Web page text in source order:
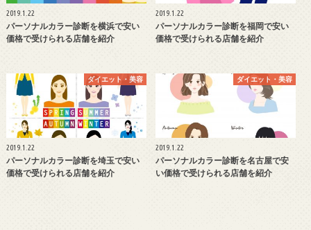
2019.1.22
パーソナルカラー診断を横浜で安い
価格で受けられる店舗を紹介
2019.1.22
パーソナルカラー診断を福岡で安い
価格で受けられる店舗を紹介
ダイエット・美容
2019.1.22
パーソナルカラー診断を埼玉で安い
価格で受けられる店舗を紹介
ダイエット・美容
2019.1.22
パーソナルカラー診断を名古屋で安
い価格で受けられる店舗を紹介